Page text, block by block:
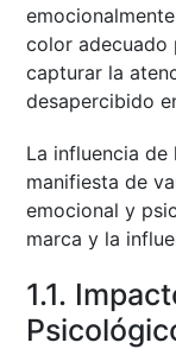
color adecuado
capturar la
desapercibido
La influencia
manifiesta de
emocional y
marca y la
1.1.